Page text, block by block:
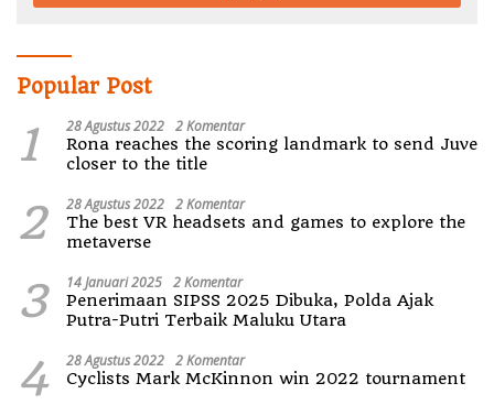
Popular Post
1 28 Agustus 2022 2 Komentar
Rona reaches the scoring landmark to send Juve
closer to the title
2 28 Agustus 2022 2 Komentar
The best VR headsets and games to explore the
metaverse
3 14 Januari 2025 2 Komentar
Penerimaan SIPSS 2025 Dibuka, Polda Ajak
Putra-Putri Terbaik Maluku Utara
4 28 Agustus 2022 2 Komentar
Cyclists Mark McKinnon win 2022 tournament